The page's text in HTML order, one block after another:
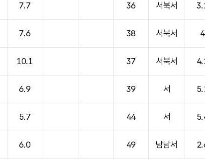
7.7 36 서북서
7.6 38 서북서 4
10.1 37 서북서
6.9 39 서
5.7 44 서
6.0 49 남남서